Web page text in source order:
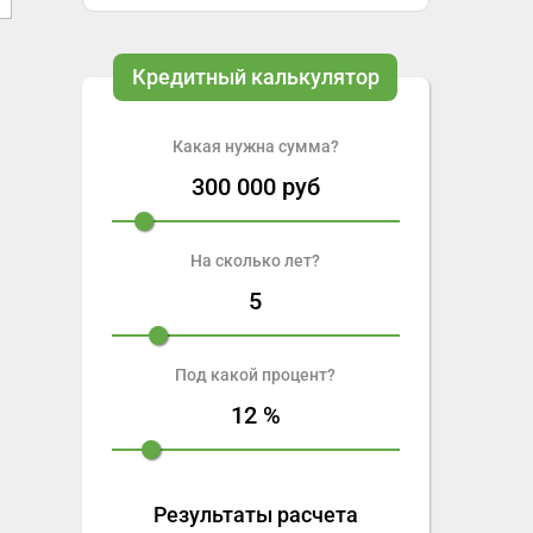
Кредитный калькулятор
Какая нужна сумма?
300 000руб
На сколько лет?
5
Под какой процент?
12%
Результаты расчета